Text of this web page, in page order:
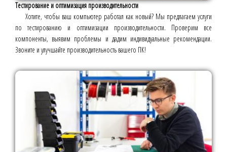
Тестирование и оптимизация производительности
Хотите, чтобы ваш компьютер работал как новый? Мы предлагаем услуги
по тестированию и оптимизации производительности. Проверим все
компоненты, выявим проблемы и дадим индивидуальные рекомендации.
Звоните и улучшайте производительность вашего ПК!